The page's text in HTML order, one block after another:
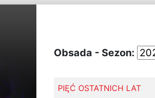
Obsada - Sezon:
PIĘĆ OSTATNICH LAT